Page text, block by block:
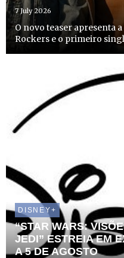
7 July 2026
O novo teaser apresenta
Rockers e o primeiro
DISNEY+
“STAR WARS:
JEDI” ESTREIA EM
A 5 DE AGOSTO